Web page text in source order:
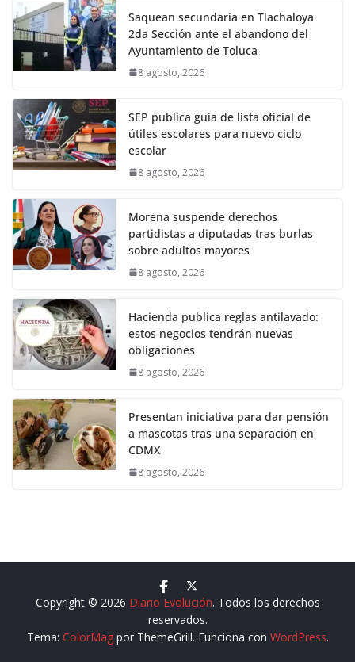
Saquean secundaria en Tlachaloya
2da Sección ante el abandono del
Ayuntamiento de Toluca
8 agosto, 2026
SEP publica guía de lista oficial de
útiles escolares para nuevo ciclo
escolar
8 agosto, 2026
Morena suspende derechos
partidistas a diputadas tras burlas
sobre adultos mayores
8 agosto, 2026
Hacienda publica reglas antilavado:
estos negocios tendrán nuevas
obligaciones
8 agosto, 2026
Presentan iniciativa para dar pensión
a mascotas tras una separación en
CDMX
8 agosto, 2026
Copyright © 2026 Diario Evolución. Todos los derechos
reservados.
Tema: ColorMagpor ThemeGrill. Funciona con WordPress.